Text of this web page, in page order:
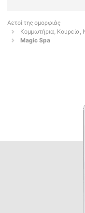
Αετοί της ομορφιάς
Κομμωτήρια, Κουρεία,
Magic Spa